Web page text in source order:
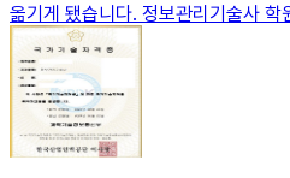
옮기게 됐습니다. 정보관리기술사